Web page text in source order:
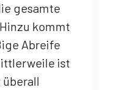
gesamte
kommt
Abreife
ist